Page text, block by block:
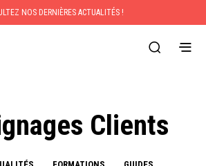
NOS DERNIÈRES ACTUALITÉS !
Clients